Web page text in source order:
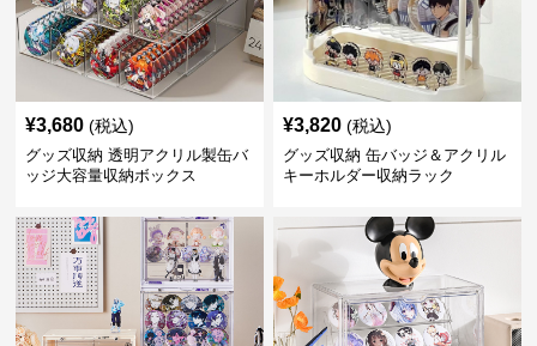
¥3,680 (税込)
グッズ収納 透明アクリル製缶バ
ッジ大容量収納ボックス
¥3,820 (税込)
グッズ収納 缶バッジ＆アクリル
キーホルダー収納ラック